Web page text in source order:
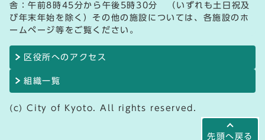
先頭へ戻る
舎：午前8時45分から午後5時30分 （いずれも土日祝及
び年末年始を除く）その他の施設については、各施設のホ
ームページ等をご覧ください。
区役所へのアクセス
組織一覧
(c) City of Kyoto. All rights reserved.